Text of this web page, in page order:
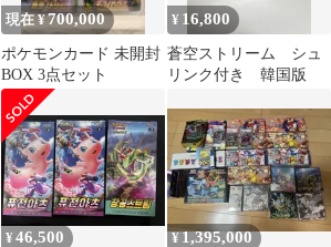
現在 ¥700,000
ポケモンカード 未開封
BOX 3点セット
¥ 16,800
蒼空ストリーム シュ
リンク付き 韓国版
¥46,500 ¥1,395,000